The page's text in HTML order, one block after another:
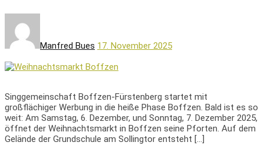
Manfred Bues 17. November 2025
Singgemeinschaft Boffzen-Fürstenberg startet mit
großflächiger Werbung in die heiße Phase Boffzen. Bald ist es so
weit: Am Samstag, 6. Dezember, und Sonntag, 7. Dezember 2025,
öffnet der Weihnachtsmarkt in Boffzen seine Pforten. Auf dem
Gelände der Grundschule am Sollingtor entsteht […]